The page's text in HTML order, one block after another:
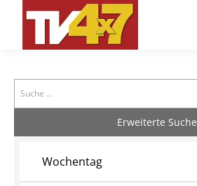
Search
Erweiterte Suche
Wochentag